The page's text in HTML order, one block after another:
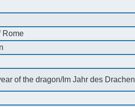
Rome
of the dragon/Im Jahr des Drachen